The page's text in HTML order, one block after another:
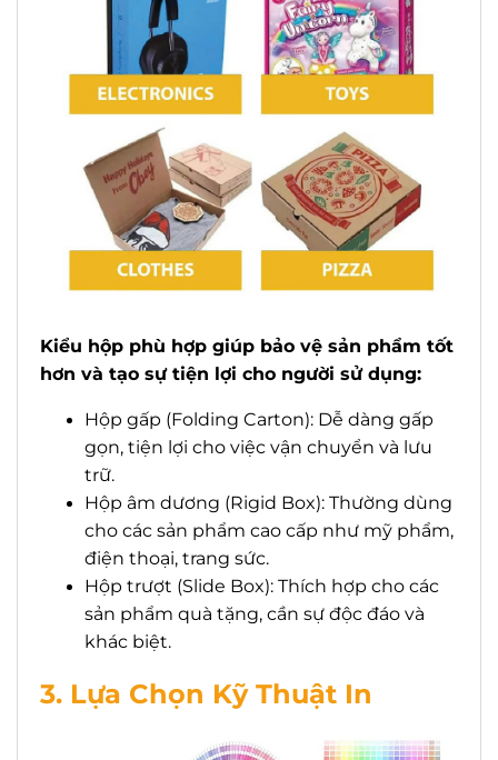
Kiểu hộp phù hợp giúp bảo vệ sản phẩm tốt
hơn và tạo sự tiện lợi cho người sử dụng:
Hộp gấp (Folding Carton): Dễ dàng gấp
gọn, tiện lợi cho việc vận chuyển và lưu
trữ.
Hộp âm dương (Rigid Box): Thường dùng
cho các sản phẩm cao cấp như mỹ phẩm,
điện thoại, trang sức.
Hộp trượt (Slide Box): Thích hợp cho các
sản phẩm quà tặng, cần sự độc đáo và
khác biệt.
3. Lựa Chọn Kỹ Thuật In